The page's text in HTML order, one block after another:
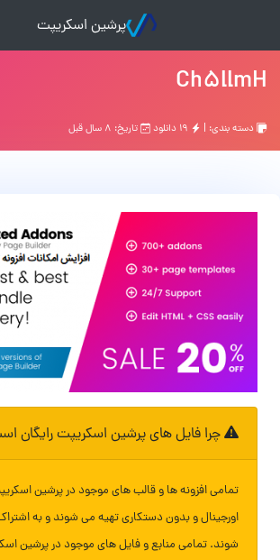
پرشین اسکریپت
Ch5llmH
دسته بندی: | تاریخ: ۸ سال قبل
چرا فایل های پرشین اسکریپت رایگان
تمامی افزونه ها و قالب های موجود در پرشین
اورجینال و بدون دستکاری تهیه می شوند و به
شوند. تمامی منابع و فایل های موجود در پرشین